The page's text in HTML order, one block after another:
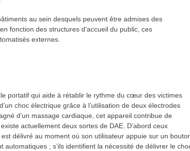
au sein desquels peuvent être admises des
fonction des structures d’accueil du public, ces
externes.
portatif qui aide à rétablir le rythme du cœur des victimes
choc électrique grâce à l’utilisation de deux électrodes
d’un massage cardiaque, cet appareil contribue de
actuellement deux sortes de DAE. D’abord ceux
délivré au moment où son utilisateur appuie sur un
; s’ils identifient la nécessité de délivrer le